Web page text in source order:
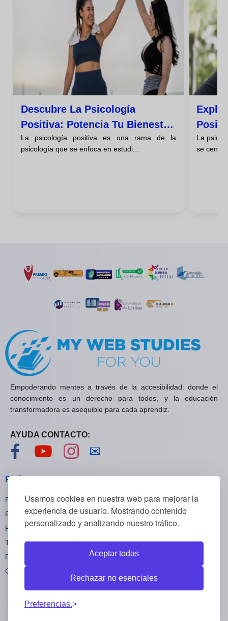
Usamos cookies en nuestra web para mejorar la
experiencia de usuario. Mostrando contenido
personalizado y analizando nuestro tráfico.
Aceptar todas
Rechazar no esenciales
Preferencias.
Descubre La Psicología
Positiva: Potencia Tu Bienestar
Y Fortalezas Personales
La psicología positiva es una rama de la
psicología que se enfoca en estudi...
Plena
La
se
Empoderando mentes a través de la accesibilidad: donde el
conocimiento es un derecho para todos, y la educación
transformadora es asequible para cada aprendiz.
AYUDA CONTACTO:
Visítanos en Facebook
Visítanos en YouTube
Visítanos en Instagram
✉
Políticas generales
Políticas de privacidad
Políticas de cookies
Políticas de reembolsos
Términos y condiciones
Darse de baja
Configuración cookies
Todos los derechos reservados Mywebstudies ©